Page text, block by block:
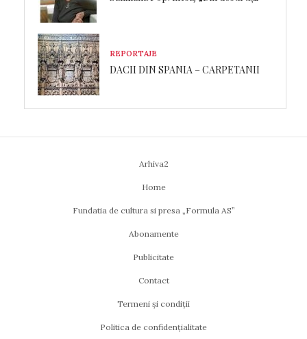
REPORTAJE
DACII DIN SPANIA – CARPETANII
Arhiva2
Home
Fundatia de cultura si presa „Formula AS”
Abonamente
Publicitate
Contact
Termeni și condiții
Politica de confidențialitate